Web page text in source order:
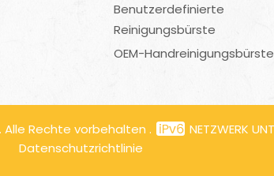
Benutzerdefinierte
Reinigungsbürste
OEM-Handreinigungsbürste
Alle Rechte vorbehalten . NETZWERK
Datenschutzrichtlinie